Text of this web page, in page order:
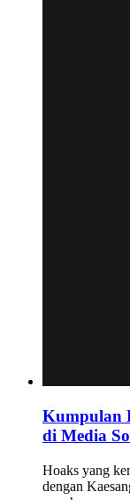
Kumpulan
di Media
Hoaks yang
dengan